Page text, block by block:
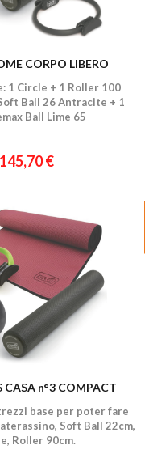
CORPO LIBERO
1 Circle + 1 Roller 100
Ball 26 Antracite + 1
Ball Lime 65
145,70 €
CASA n°3 COMPACT
base per poter fare
Soft Ball 22cm,
Roller 90cm.